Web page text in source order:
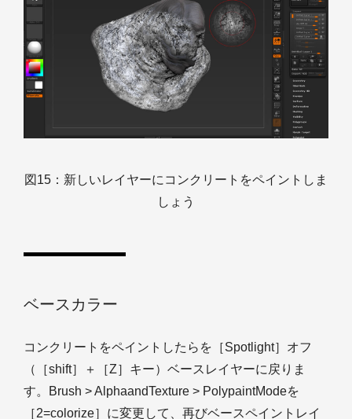
図15：新しいレイヤーにコンクリートをペイントしま
しょう
ベースカラー
コンクリートをペイントしたらを［Spotlight］オフ
（［shift］＋［Z］キー）ベースレイヤーに戻りま
す。Brush > AlphaandTexture > PolypaintModeを
［2=colorize］に変更して、再びベースペイントレイ